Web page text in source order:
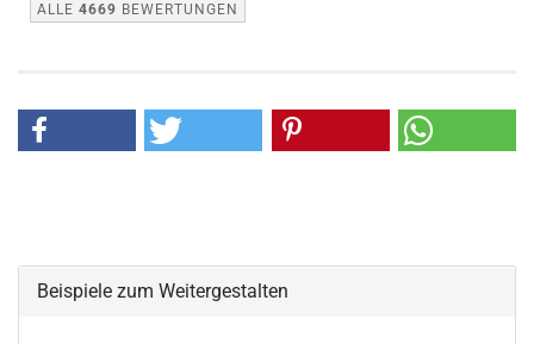
ALLE 4669 BEWERTUNGEN
Beispiele zum Weitergestalten